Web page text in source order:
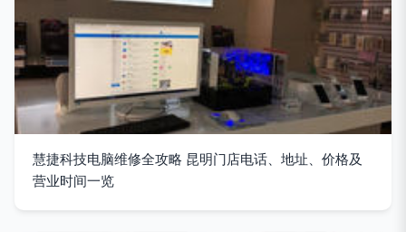
慧捷科技电脑维修全攻略 昆明门店电话、地址、价格及
营业时间一览